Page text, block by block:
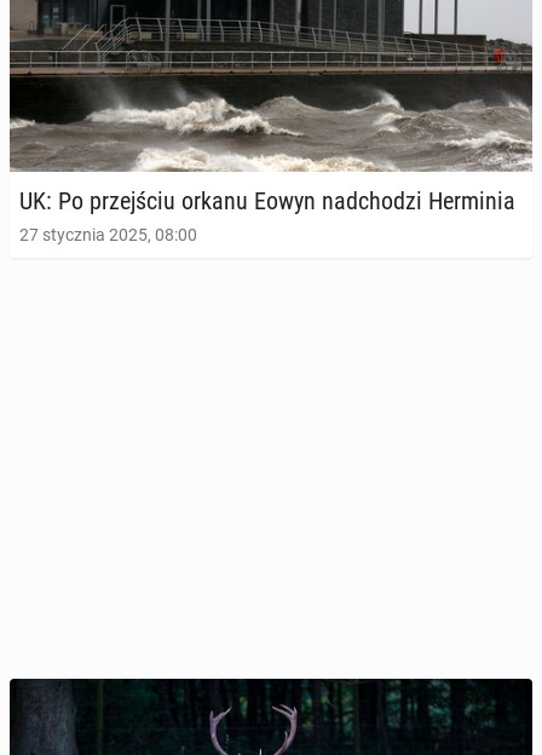
UK: Po przej­ściu orkanu Eowyn nad­cho­dzi Her­mi­nia
27 stycznia 2025, 08:00